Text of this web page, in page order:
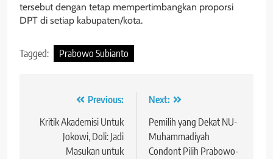
tersebut dengan tetap mempertimbangkan proporsi
DPT di setiap kabupaten/kota.
Tagged: Prabowo Subianto
Navigasi
pos
Previous:
Kritik Akademisi Untuk
Jokowi, Doli: Jadi
Masukan untuk
Next:
Pemilih yang Dekat NU-
Muhammadiyah
Condont Pilih Prabowo-